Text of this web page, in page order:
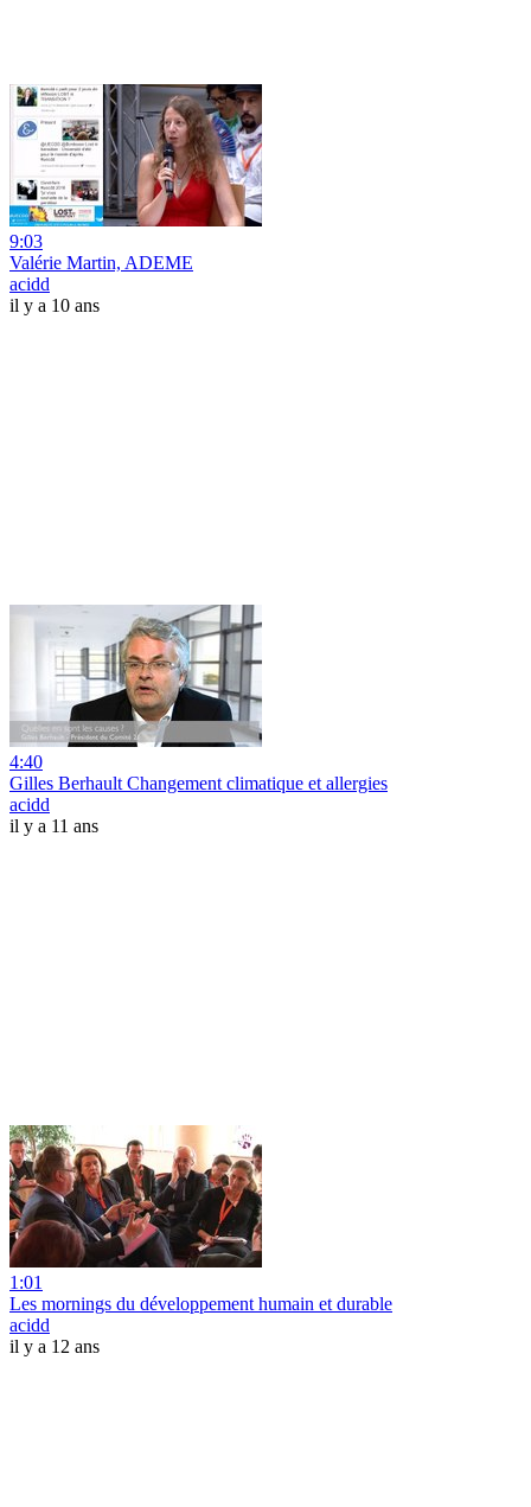
9:03
Valérie Martin, ADEME
acidd
il y a 10 ans
4:40
Gilles Berhault Changement climatique et allergies
acidd
il y a 11 ans
1:01
Les mornings du développement humain et durable
acidd
il y a 12 ans